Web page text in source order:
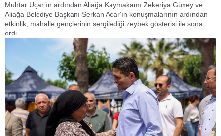
Muhtar Uçar’ın ardından Aliağa Kaymakamı Zekeriya Güney ve
Aliağa Belediye Başkanı Serkan Acar'ın konuşmalarının ardından
etkinlik, mahalle gençlerinin sergilediği zeybek gösterisi ile sona
erdi.